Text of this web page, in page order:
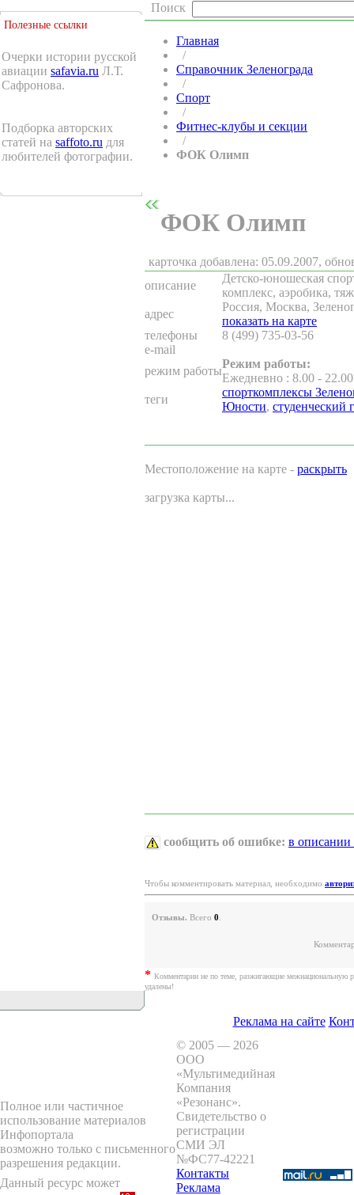
Полезные ссылки
Очерки истории русской
авиации safavia.ru Л.Т.
Сафронова.
Подборка авторских
статей на saffoto.ru для
любителей фотографии.
Поиск
Главная
/
Справочник Зеленограда
/
Спорт
/
Фитнес-клубы и секции
/
ФОК Олимп
ФОК Олимп
карточка добавлена: 05.09.2007,
описание
Детско-юношеская
комплекс, аэробика,
адрес
Россия, Москва,
показать на карте
телефоны
8 (499) 735-03-56
e-mail
режим работы
Режим работы:
Ежедневно : 8.00 - 22.00
теги
спорткомплексы
Юности,
Местоположение на карте - раскрыть
загрузка карты...
сообщить об ошибке: в
Чтобы комментировать материал, необходимо
Отзывы. Всего 0
* Комментарии не по теме, разжигающие межнациональную
удалены!
Реклама на сайте
Полное или частичное
использование материалов
Инфопортала
возможно только с письменного
разрешения редакции.
Данный ресурс может
© 2005 — 2026
ООО
«Мультимедийная
Компания
«Резонанс».
Свидетельство о
регистрации
СМИ ЭЛ
№ФС77-42221
Контакты
Реклама